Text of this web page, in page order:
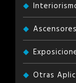
Ascensores
Otras